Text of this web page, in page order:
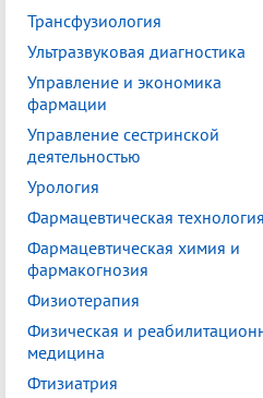
Трансфузиология
Ультразвуковая диагностика
Управление и экономика
фармации
Управление сестринской
деятельностью
Урология
Фармацевтическая технология
Фармацевтическая химия и
фармакогнозия
Физиотерапия
Физическая и
медицина
Фтизиатрия